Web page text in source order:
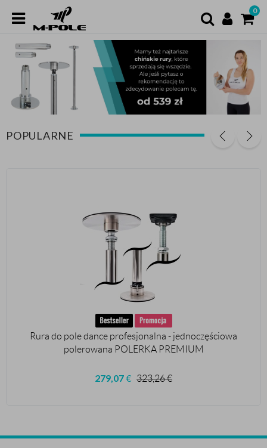
0
POPULARNE
Rura do pole dance profesjonalna - jednoczęściowa
polerowana POLERKA PREMIUM
279,07€ 323,26€